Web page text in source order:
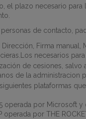
el plazo necesario
de contacto,
Firma manual,
necesarios
de cesiones, salvo
de la administracion
plataformas
operada por Microsoft
operada por THE